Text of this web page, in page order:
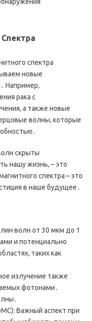
спектра
новые
Например‚
рака с
а также новые
волны‚ которые
скрыты
нашу жизнь‚ – это
спектра – это
в наше будущее․
волн от 30 мкм до 1
и потенциально
таких как
излучение также
фотонами․
Важный аспект при